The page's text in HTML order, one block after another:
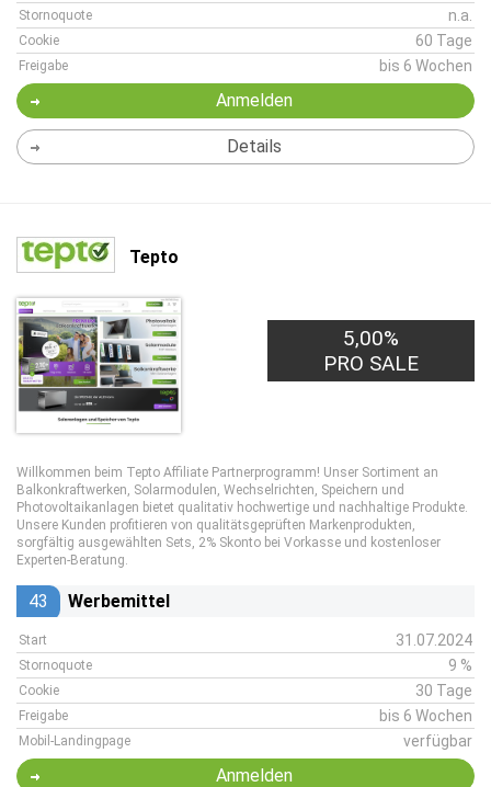
Stornoquote n.a.
Cookie 60 Tage
Freigabe bis 6 Wochen
Anmelden
Details
Tepto
5,00%
PRO SALE
Willkommen beim Tepto Affiliate Partnerprogramm! Unser Sortiment an
Balkonkraftwerken, Solarmodulen, Wechselrichten, Speichern und
Photovoltaikanlagen bietet qualitativ hochwertige und nachhaltige Produkte.
Unsere Kunden profitieren von qualitätsgeprüften Markenprodukten,
sorgfältig ausgewählten Sets, 2% Skonto bei Vorkasse und kostenloser
Experten-Beratung.
43 Werbemittel
Start 31.07.2024
Stornoquote 9 %
Cookie 30 Tage
Freigabe bis 6 Wochen
Mobil-Landingpage verfügbar
Anmelden